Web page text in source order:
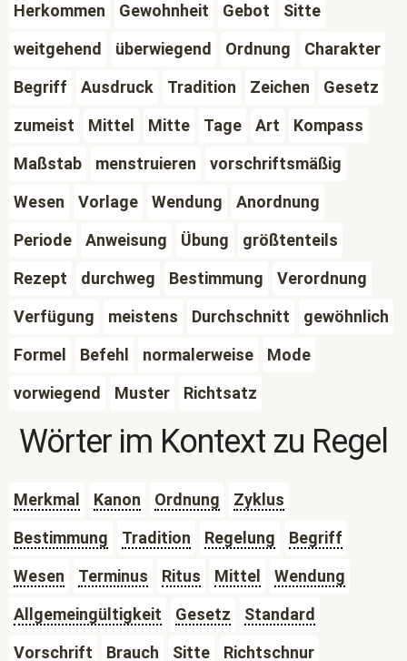
Herkommen
Gewohnheit Gebot
Sitte
weitgehend
überwiegend Ordnung
Charakter
Begriff
Ausdruck Tradition Zeichen
Gesetz
zumeist
Mittel Mitte Tage Art
Kompass
Maßstab
menstruieren
vorschriftsmäßig
Wesen
Vorlage Wendung
Anordnung
Periode
Anweisung Übung
größtenteils
Rezept
durchweg Bestimmung
Verordnung
Verfügung
meistens Durchschnitt
gewöhnlich
Formel
Befehl normalerweise
Mode
vorwiegend
Muster Richtsatz
Wörter im Kontext zu Regel
Merkmal Kanon Ordnung
Zyklus
Bestimmung
Tradition Regelung
Begriff
Wesen
Terminus Ritus Mittel
Wendung
Allgemeingültigkeit
Gesetz
Standard
Vorschrift
Brauch Sitte Richtschnur